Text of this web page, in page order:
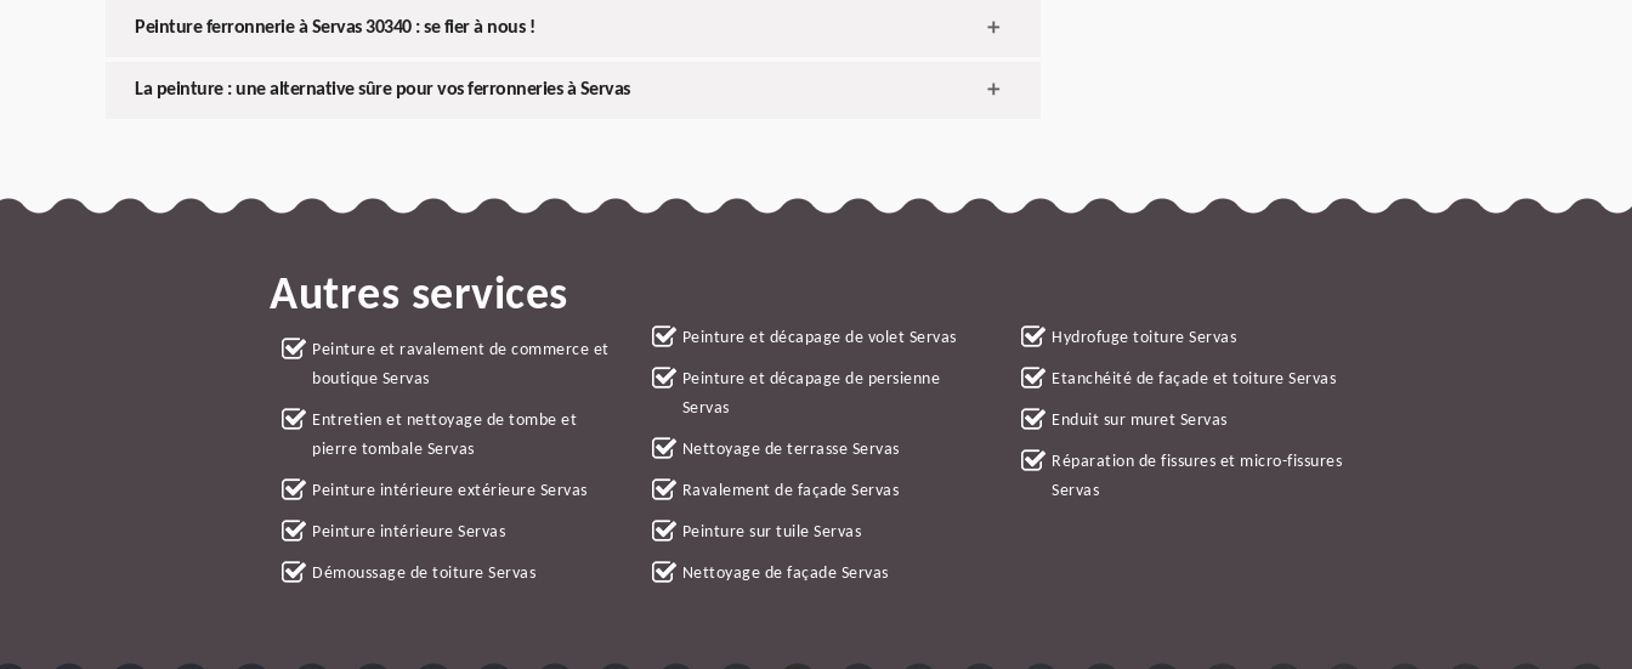
Peinture ferronnerie à Servas 30340 : se fier à nous !
La peinture : une alternative sûre pour vos ferronneries à Servas
Autres services
Peinture et ravalement de commerce et
boutique Servas
Entretien et nettoyage de tombe et
pierre tombale Servas
Peinture intérieure extérieure Servas
Peinture intérieure Servas
Démoussage de toiture Servas
Peinture et décapage de volet Servas
Peinture et décapage de persienne
Servas
Nettoyage de terrasse Servas
Ravalement de façade Servas
Peinture sur tuile Servas
Nettoyage de façade Servas
Hydrofuge toiture Servas
Etanchéité de façade et toiture Servas
Enduit sur muret Servas
Réparation de fissures et micro-fissures
Servas